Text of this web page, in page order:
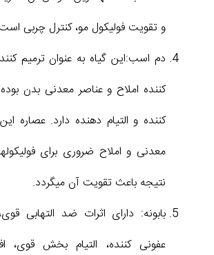
و تقویت فولیکول مو، کنترل چربی
دم اسب:این گیاه به عنوان ترمیم
کننده املاح و عناصر معدنی بدن
کننده و التیام دهنده دارد. عصاره
معدنی و املاح ضروری برای
نتیجه باعث تقویت آن میگردد.
بابونه: دارای اثرات ضد التهابی
عفونی کننده، التیام بخش قوی،